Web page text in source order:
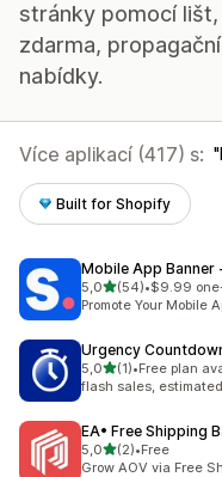
stránky pomocí
zdarma,
nabídky.
Více aplikací (417) s:
Built for Shopify
Mobile App Banner
5,0z 5 hvězd
(54)
Celkový počet
•$9.99
Promote Your Mobile
Urgency
5,0z 5 hvězd
(1)
Celkový počet
•Free plan
flash sales,
EA• Free Shipping
5,0z 5 hvězd
(2)
Celkový počet recenzí:
•Free
Grow AOV via Free